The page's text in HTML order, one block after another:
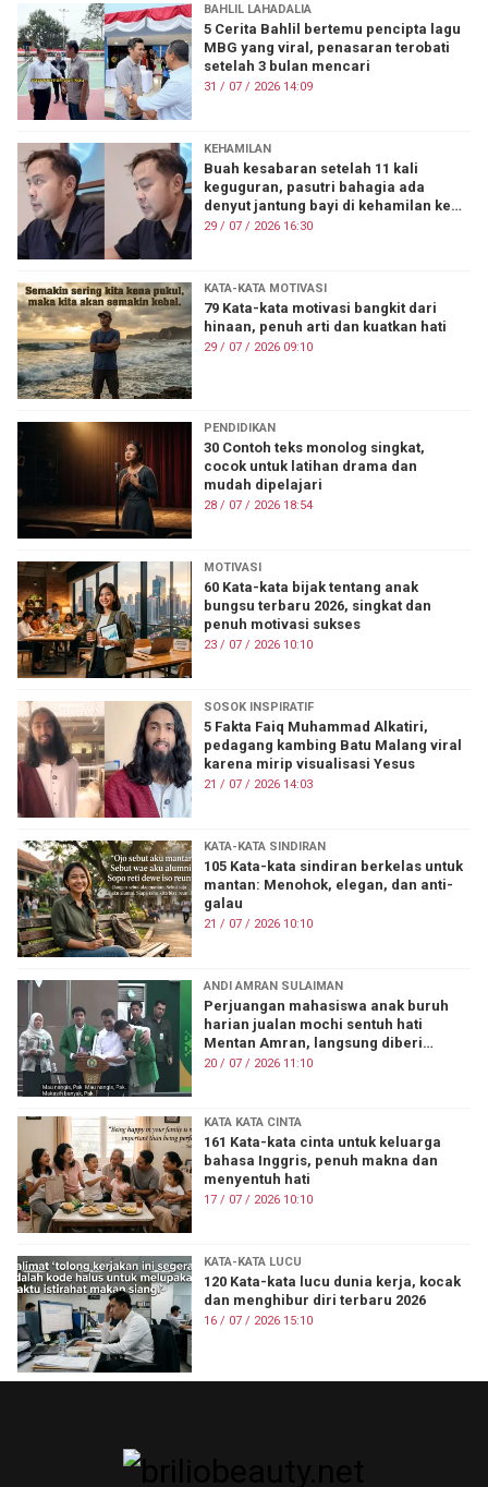
BAHLIL LAHADALIA
5 Cerita Bahlil bertemu pencipta lagu
MBG yang viral, penasaran terobati
setelah 3 bulan mencari
31 / 07 / 2026 14:09
KEHAMILAN
Buah kesabaran setelah 11 kali
keguguran, pasutri bahagia ada
denyut jantung bayi di kehamilan ke-
12
29 / 07 / 2026 16:30
KATA-KATA MOTIVASI
79 Kata-kata motivasi bangkit dari
hinaan, penuh arti dan kuatkan hati
29 / 07 / 2026 09:10
PENDIDIKAN
30 Contoh teks monolog singkat,
cocok untuk latihan drama dan
mudah dipelajari
28 / 07 / 2026 18:54
MOTIVASI
60 Kata-kata bijak tentang anak
bungsu terbaru 2026, singkat dan
penuh motivasi sukses
23 / 07 / 2026 10:10
SOSOK INSPIRATIF
5 Fakta Faiq Muhammad Alkatiri,
pedagang kambing Batu Malang viral
karena mirip visualisasi Yesus
21 / 07 / 2026 14:03
KATA-KATA SINDIRAN
105 Kata-kata sindiran berkelas untuk
mantan: Menohok, elegan, dan anti-
galau
21 / 07 / 2026 10:10
ANDI AMRAN SULAIMAN
Perjuangan mahasiswa anak buruh
harian jualan mochi sentuh hati
Mentan Amran, langsung diberi
beasiswa
20 / 07 / 2026 11:10
KATA KATA CINTA
161 Kata-kata cinta untuk keluarga
bahasa Inggris, penuh makna dan
menyentuh hati
17 / 07 / 2026 10:10
KATA-KATA LUCU
120 Kata-kata lucu dunia kerja, kocak
dan menghibur diri terbaru 2026
16 / 07 / 2026 15:10